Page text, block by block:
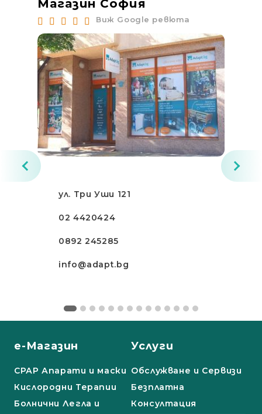
Магазин София
Виж Google ревюта
ул. Три Уши 121
02 4420424
0892 245285
info@adapt.bg
е-Магазин
СРАР Апарати и маски
Кислородни Терапии
Болнични Легла и
Услуги
Обслужване и Сервизи
Безплатна
Консултация